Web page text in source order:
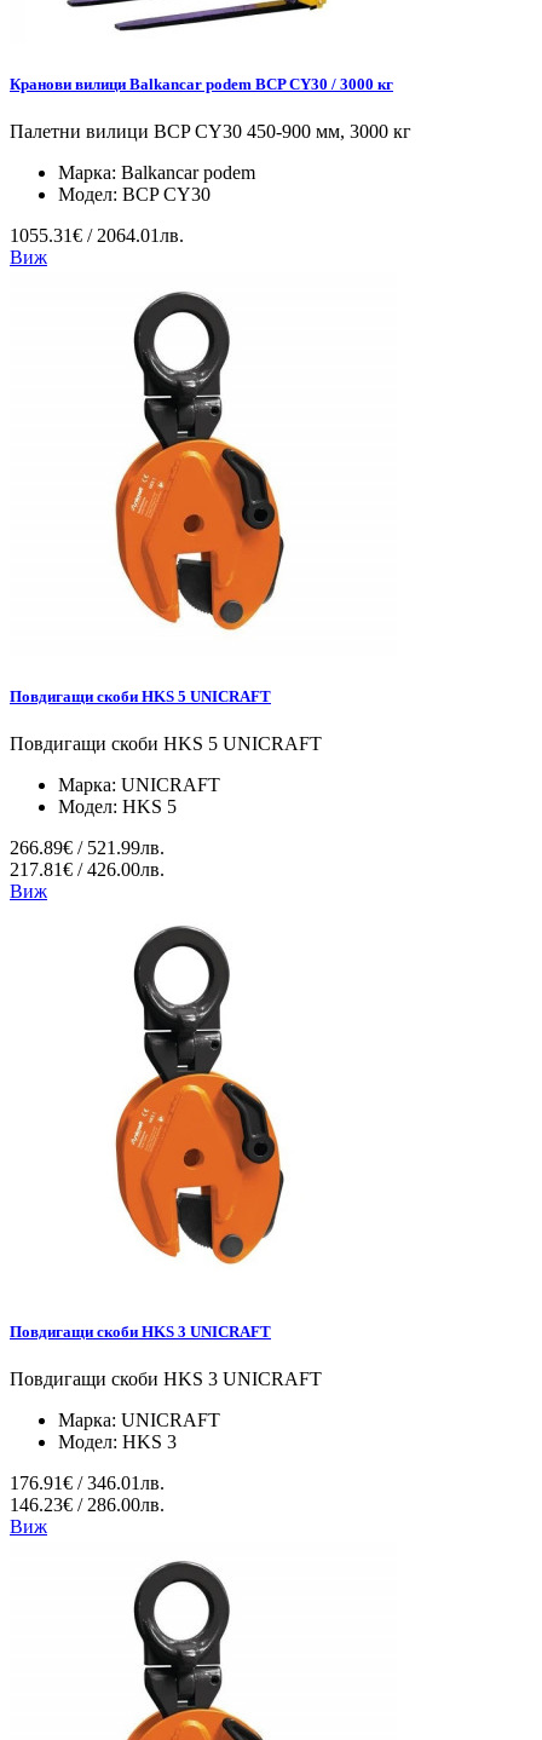
Кранови вилици Balkancar podem BCP CY30 / 3000 кг
Палетни вилици BCP CY30 450-900 мм, 3000 кг
Марка: Balkancar podem
Модел: BCP CY30
1055.31€ / 2064.01лв.
Виж
Повдигащи скоби HKS 5 UNICRAFT
Повдигащи скоби HKS 5 UNICRAFT
Марка: UNICRAFT
Модел: HKS 5
266.89€ / 521.99лв.
217.81€ / 426.00лв.
Виж
Повдигащи скоби HKS 3 UNICRAFT
Повдигащи скоби HKS 3 UNICRAFT
Марка: UNICRAFT
Модел: HKS 3
176.91€ / 346.01лв.
146.23€ / 286.00лв.
Виж